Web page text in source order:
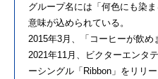
グループ名には「何色にも染
意味が込められている。
2015年3月、「コーヒーが飲め
2021年11月、ビクターエンタ
ーシングル「Ribbon」をリリー